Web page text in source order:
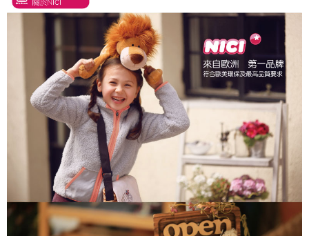
1.初回 AFTEEを ご利用の際に、認証結果及び当社の審査の結果に基づ
き、限度額が設定されます。
2.決済金額は最低NT$20です。
3.現在、台湾の会員のみご利用いただけます。
三、利用規約「AFTEE代金後払い」（以下当サービスという）はネットプ
ロテクションズ（以下 AFTEE という）が提供し、AFTEEが代金を徴収し
ます。当サービスご利用の際に提供しなければならない個人情報（注文者
の氏名、電話番号、受取人の氏名、電話番号、受取人住所を含むがこれに
限らない）は、AFTEEに渡され当サービスで必要な範囲内で利用されま
す。AFTEEの個人情報の収集、処理、利用について、詳細はAFTEE公式ホ
ームページの『個人情報の収集、処理及び利用に関する声明』をご参照く
https://aftee.tw/privacypolicy/
AFTEEの初回ご利用の際に、審査を通過すれば、最高額がNT$10,000にな
ります。支払い期限を過ぎた場合、その金額に基づいて年利20%の遅延滞
納金が加算されます。未成年の利用者は、事前に法定代理人または後見人
の同意を得ればAFTEEをご利用いただけます。